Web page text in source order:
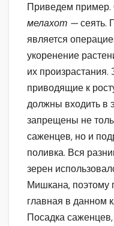
Приведем пример.
мелахот —сеять.
является
укоренение
их
приводящие к
должны входить в
запрещены не
саженцев, но и
поливка. Вся
зерен
Мишкана, поэтому
главная в данном
Посадка